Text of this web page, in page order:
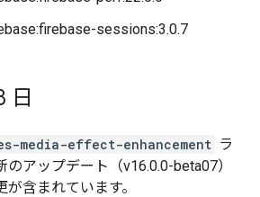
sessions:3.0.7
日
media-effect-enhancement ラ
のアップデート（v16.0.0-beta07）
含まれています。